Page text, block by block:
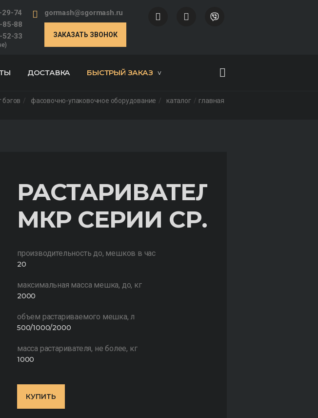
29-74
85-88
52-33
gormash@sgormash.ru
ЗАКАЗАТЬ ЗВОНОК
ДОСТАВКА БЫСТРЫЙ ЗАКАЗ
главная
каталог
фасовочно-упаковочное оборудование
бэгов
РАСТАРИВАТЕЛЬ
МКР СЕРИИ СР.Т
производительность до, мешков в час
20
максимальная масса мешка, до, кг
2000
объем растариваемого мешка, л
500/1000/2000
масса растаривателя, не более, кг
1000
КУПИТЬ